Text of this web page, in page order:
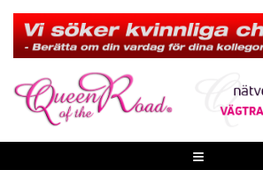
content
≡